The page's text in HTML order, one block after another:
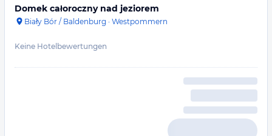
Domek całoroczny nad jeziorem
Biały Bór / Baldenburg · Westpommern
Keine Hotelbewertungen